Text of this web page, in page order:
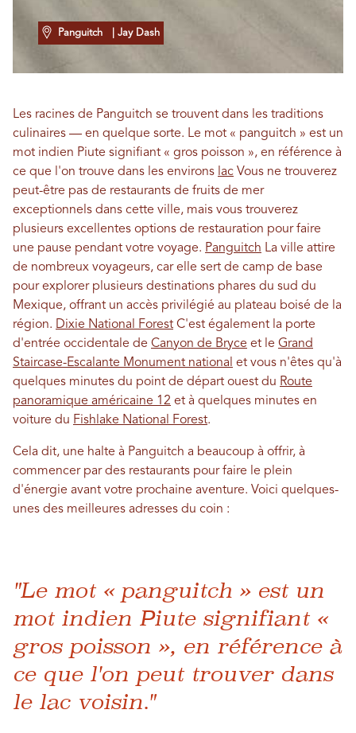
Panguitch | Jay Dash
Les racines de Panguitch se trouvent dans les traditions
culinaires — en quelque sorte. Le mot « panguitch » est un
mot indien Piute signifiant « gros poisson », en référence à
ce que l'on trouve dans les environs lac Vous ne trouverez
peut-être pas de restaurants de fruits de mer
exceptionnels dans cette ville, mais vous trouverez
plusieurs excellentes options de restauration pour faire
une pause pendant votre voyage. Panguitch La ville attire
de nombreux voyageurs, car elle sert de camp de base
pour explorer plusieurs destinations phares du sud du
Mexique, offrant un accès privilégié au plateau boisé de la
région. Dixie National Forest C'est également la porte
d'entrée occidentale de Canyon de Bryce et le Grand
Staircase-Escalante Monument national et vous n'êtes qu'à
quelques minutes du point de départ ouest du Route
panoramique américaine 12 et à quelques minutes en
voiture du Fishlake National Forest.
Cela dit, une halte à Panguitch a beaucoup à offrir, à
commencer par des restaurants pour faire le plein
d'énergie avant votre prochaine aventure. Voici quelques-
unes des meilleures adresses du coin :
"Le mot « panguitch » est un
mot indien Piute signifiant «
gros poisson », en référence à
ce que l'on peut trouver dans
le lac voisin."